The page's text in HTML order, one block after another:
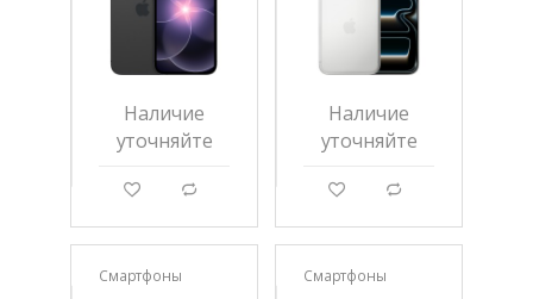
Наличие
уточняйте
g d
Наличие
уточняйте
g d
Смартфоны
Смартфоны